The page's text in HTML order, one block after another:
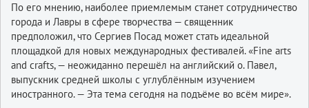
По его мнению, наиболее приемлемым станет сотрудничество
города и Лавры в сфере творчества — священник
предположил, что Сергиев Посад может стать идеальной
площадкой для новых международных фестивалей. «Fine arts
and crafts, — неожиданно перешёл на английский о. Павел,
выпускник средней школы с углублённым изучением
иностранного. — Эта тема сегодня на подъёме во всём мире».